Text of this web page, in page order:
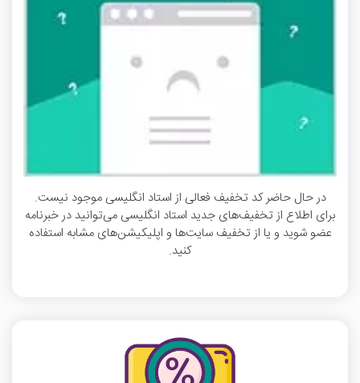
در حال حاضر کد تخفیف فعالی از استاد انگلیسی موجود نیست.
برای اطلاع از تخفیف‌های جدید استاد انگلیسی می‌توانید در خبرنامه
عضو شوید و یا از تخفیف سایت‌ها و اپلیکیشن‌های مشابه استفاده
کنید.